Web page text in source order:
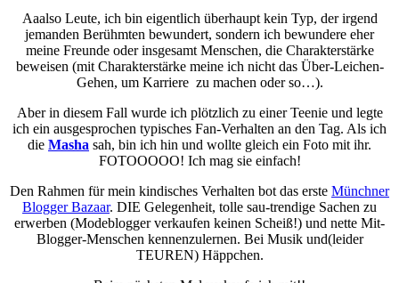
Aaalso Leute, ich bin eigentlich überhaupt kein Typ, der irgend
jemanden Berühmten bewundert, sondern ich bewundere eher
meine Freunde oder insgesamt Menschen, die Charakterstärke
beweisen (mit Charakterstärke meine ich nicht das Über-Leichen-
Gehen, um Karriere zu machen oder so…).
Aber in diesem Fall wurde ich plötzlich zu einer Teenie und legte
ich ein ausgesprochen typisches Fan-Verhalten an den Tag. Als ich
die Masha sah, bin ich hin und wollte gleich ein Foto mit ihr.
FOTOOOOO! Ich mag sie einfach!
Den Rahmen für mein kindisches Verhalten bot das erste Münchner
Blogger Bazaar. DIE Gelegenheit, tolle sau-trendige Sachen zu
erwerben (Modeblogger verkaufen keinen Scheiß!) und nette Mit-
Blogger-Menschen kennenzulernen. Bei Musik und(leider
TEUREN) Häppchen.